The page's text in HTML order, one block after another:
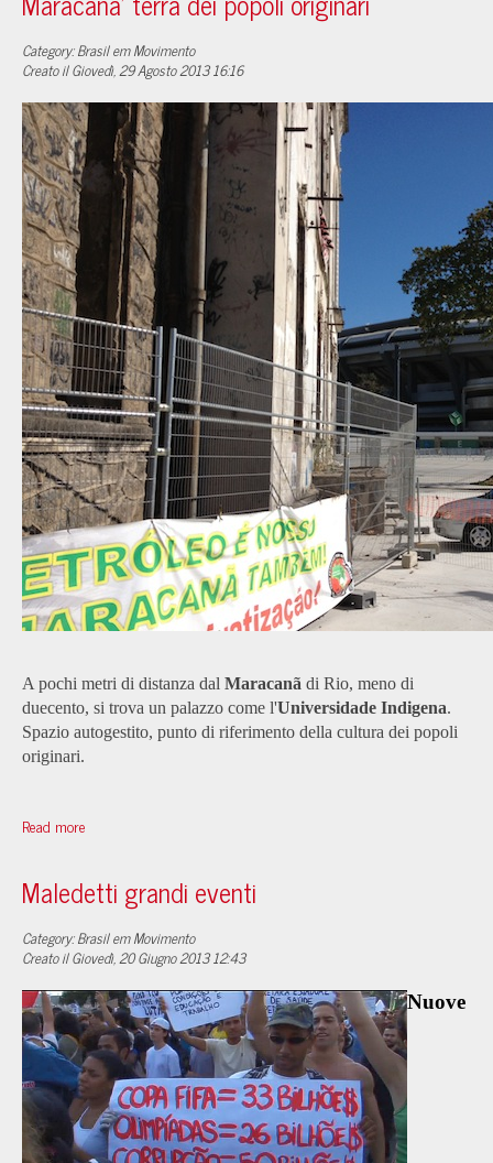
Category: Brasil em Movimento
Creato il Giovedì, 29 Agosto 2013 16:16
A pochi metri di distanza dal Maracanã di Rio, meno di
duecento, si trova un palazzo come l'Universidade Indigena.
Spazio autogestito, punto di riferimento della cultura dei popoli
originari.
Read more
Maledetti grandi eventi
Category: Brasil em Movimento
Creato il Giovedì, 20 Giugno 2013 12:43
Nuove